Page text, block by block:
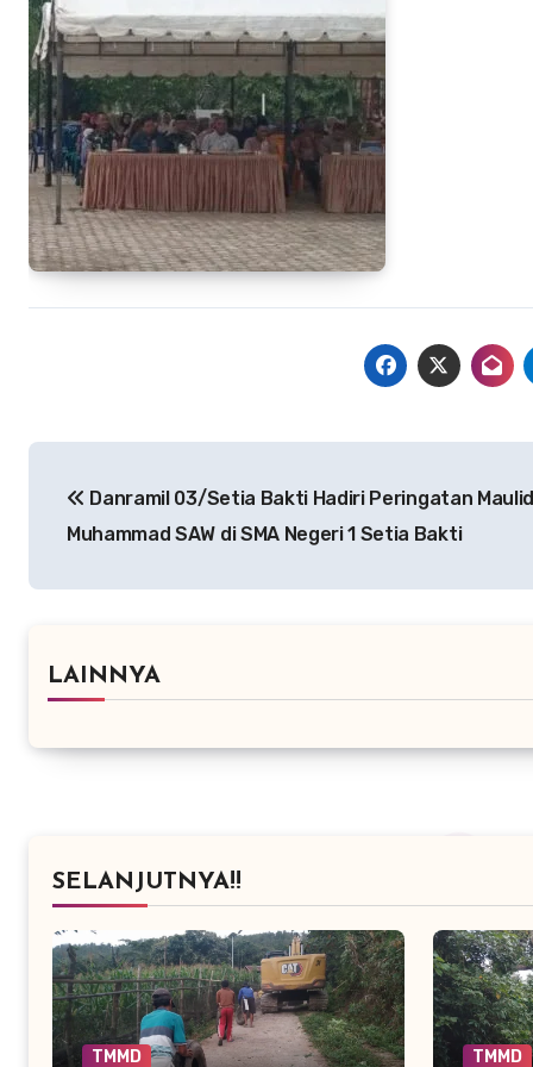
pos Danramil 03/Setia Bakti Hadiri Peringatan
Muhammad SAW di SMA Negeri 1 Setia Bakti
LAINNYA
SELANJUTNYA!!
TMMD TMMD